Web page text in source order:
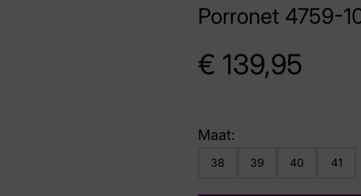
Porronet 4759-
€ 139,95
Maat:
38 39 40 41